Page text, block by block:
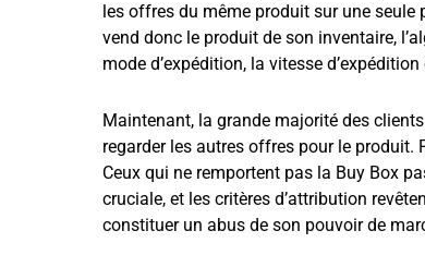
les offres du même produit sur une
vend donc le produit de son inventaire,
mode d’expédition, la vitesse
Maintenant, la grande majorité des
regarder les autres offres pour le produit.
Ceux qui ne remportent pas la Buy Box
cruciale, et les critères d’attribution
constituer un abus de son pouvoir de